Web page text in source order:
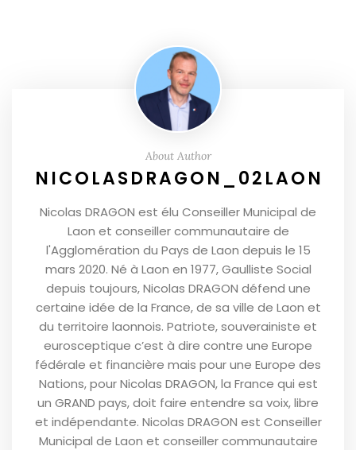
About Author
NICOLASDRAGON_02LAON
Nicolas DRAGON est élu Conseiller Municipal de
Laon et conseiller communautaire de
l'Agglomération du Pays de Laon depuis le 15
mars 2020. Né à Laon en 1977, Gaulliste Social
depuis toujours, Nicolas DRAGON défend une
certaine idée de la France, de sa ville de Laon et
du territoire laonnois. Patriote, souverainiste et
eurosceptique c’est à dire contre une Europe
fédérale et financière mais pour une Europe des
Nations, pour Nicolas DRAGON, la France qui est
un GRAND pays, doit faire entendre sa voix, libre
et indépendante. Nicolas DRAGON est Conseiller
Municipal de Laon et conseiller communautaire